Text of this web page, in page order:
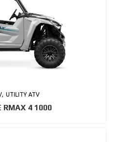
UTILITY ATV
RMAX 4 1000